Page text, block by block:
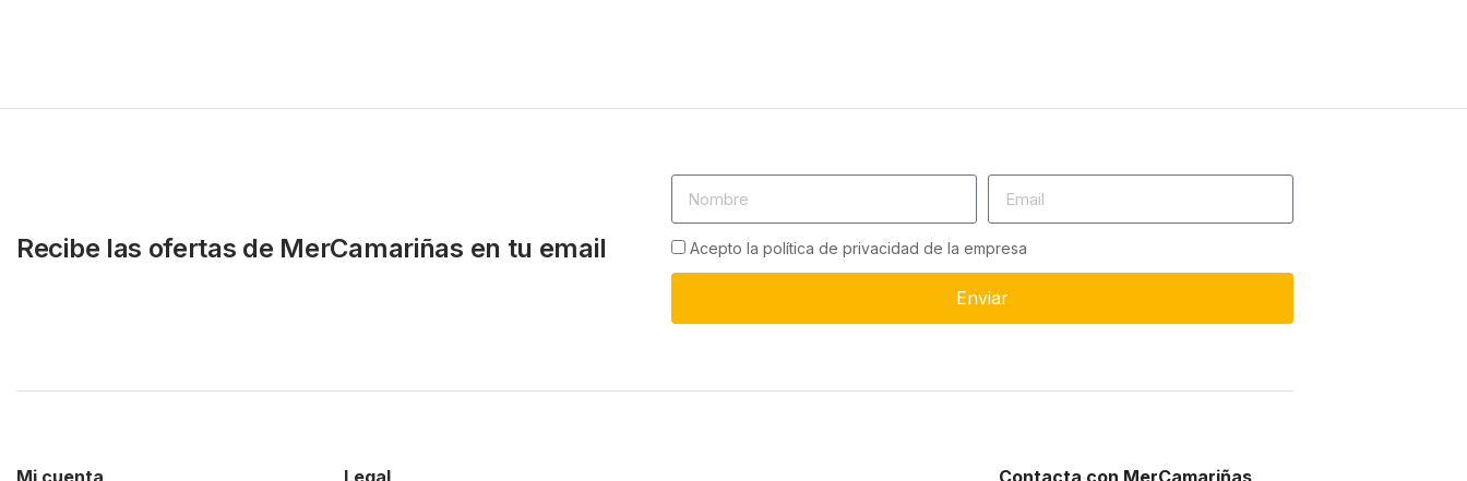
Recibe las ofertas de MerCamariñas en tu email Acepto la política de privacidad de la empresa
Enviar
Mi cuenta Legal Contacta con MerCamariñas